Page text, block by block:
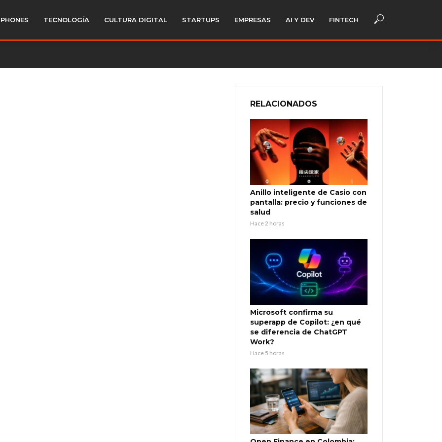
TECNOLOGÍA CULTURA DIGITAL STARTUPS EMPRESAS AI Y DEV FINTECH
RELACIONADOS
Anillo inteligente de Casio con
pantalla: precio y funciones de
salud
Hace 2 horas
Microsoft confirma su
superapp de Copilot: ¿en qué
se diferencia de ChatGPT
Work?
Hace 5 horas